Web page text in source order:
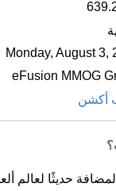
Monday, August 3,
eFusion MMOG
أكشن